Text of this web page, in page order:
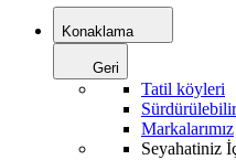
Konaklama
Geri
Tatil köyleri
Markalarımız
Seyahatiniz